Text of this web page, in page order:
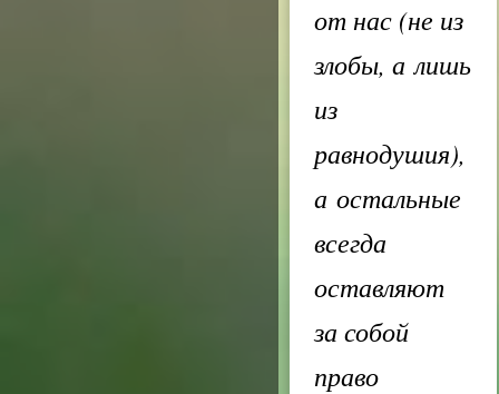
от нас (не из
злобы, а лишь
из
равнодушия),
а остальные
всегда
оставляют
за собой
право